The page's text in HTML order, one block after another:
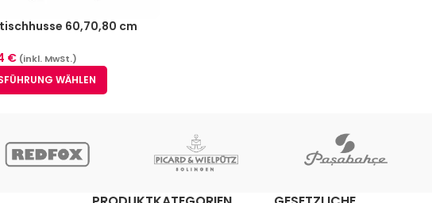
60,70,80 cm
€ (inkl. MwSt.)
WÄHLEN